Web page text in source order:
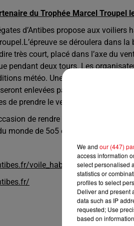
du Trophée Marcel Troupel
d’Antibes propose aux
se déroulera dans
dire très court, placé dans l’axe du
pendant deux tours. Les
météo. Une telle succession
enlevées par des équipages
de prendre le vent et la priorité au
de rendre hommage à
monde de 5o5 en 1968, réputé
voile_habitable/le-trophee-
We and our (447)
access information
select personalised
statistics or
profiles to select
Deliver and present
data such as IP
requested; Use
based on